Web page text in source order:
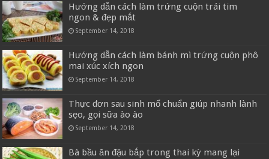
Hướng dẫn cách làm trứng cuộn trái tim
ngon & đẹp mắt
September 14, 2018
Hướng dẫn cách làm bánh mì trứng cuộn phô
mai xúc xích ngon
September 14, 2018
Thực đơn sau sinh mổ chuẩn giúp nhanh lành
sẹo, gọi sữa ào ào
September 14, 2018
Bà bầu ăn đậu bắp trong thai kỳ mang lại